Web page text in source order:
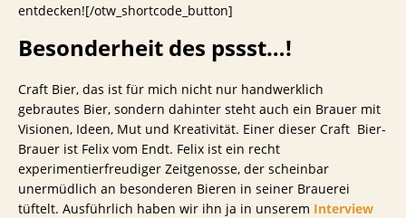
entdecken![/otw_shortcode_button]
Besonderheit des pssst…!
Craft Bier, das ist für mich nicht nur handwerklich
gebrautes Bier, sondern dahinter steht auch ein Brauer mit
Visionen, Ideen, Mut und Kreativität. Einer dieser Craft Bier-
Brauer ist Felix vom Endt. Felix ist ein recht
experimentierfreudiger Zeitgenosse, der scheinbar
unermüdlich an besonderen Bieren in seiner Brauerei
tüftelt. Ausführlich haben wir ihn ja in unserem Interview